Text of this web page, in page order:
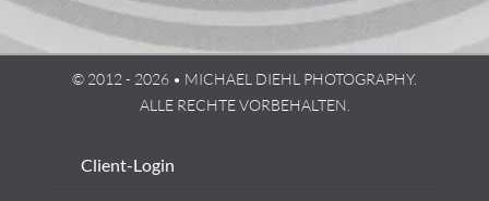
© 2012 - 2026 • MICHAEL DIEHL PHOTOGRAPHY.
ALLE RECHTE VORBEHALTEN.
Client-Login